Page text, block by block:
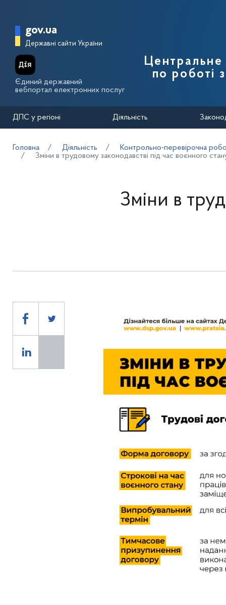
Головна сторінка Державної
gov.ua
Державні сайти України
Єдиний державний
вебпортал електронних послуг
Центральне
по роботі
ДПС у регіоні Діяльність
Головна Діяльність
Контрольно-перевірочна
Зміни в трудовому законодавстві під час воєнного
Зміни в